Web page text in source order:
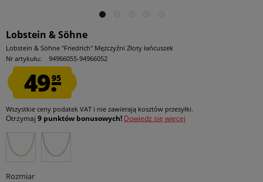
Lobstein & Söhne
Lobstein & Söhne "Friedrich" Mężczyźni Złoty łańcuszek
Nr artykułu:
94966055-94966052
49.95
Wszystkie ceny podatek VAT i nie zawierają kosztów przesyłki.
Otrzymaj 9 punktów bonusowych! Dowiedz się więcej
Rozmiar